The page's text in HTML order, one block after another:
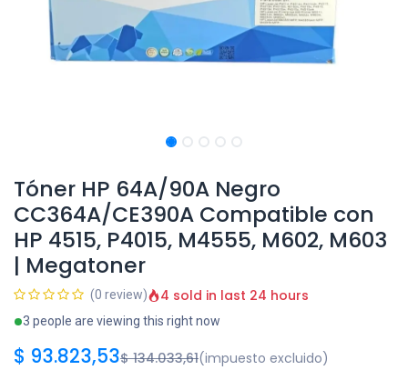
Tóner HP 64A/90A Negro
CC364A/CE390A Compatible con
HP 4515, P4015, M4555, M602, M603
| Megatoner
(0 review) 4 sold in last 24 hours
3 people are viewing this right now
$ 93.823,53$134.033,61(impuesto excluido)